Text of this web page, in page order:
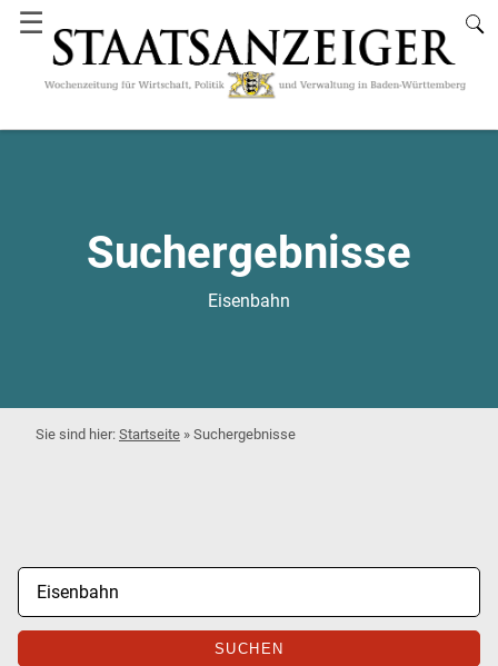
☰
Suchergebnisse
Eisenbahn
Startseite » Suchergebnisse
SUCHEN